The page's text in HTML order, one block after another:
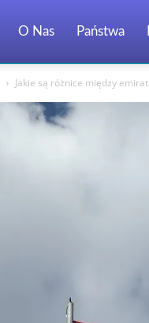
O Nas Państwa
Jakie są różnice między